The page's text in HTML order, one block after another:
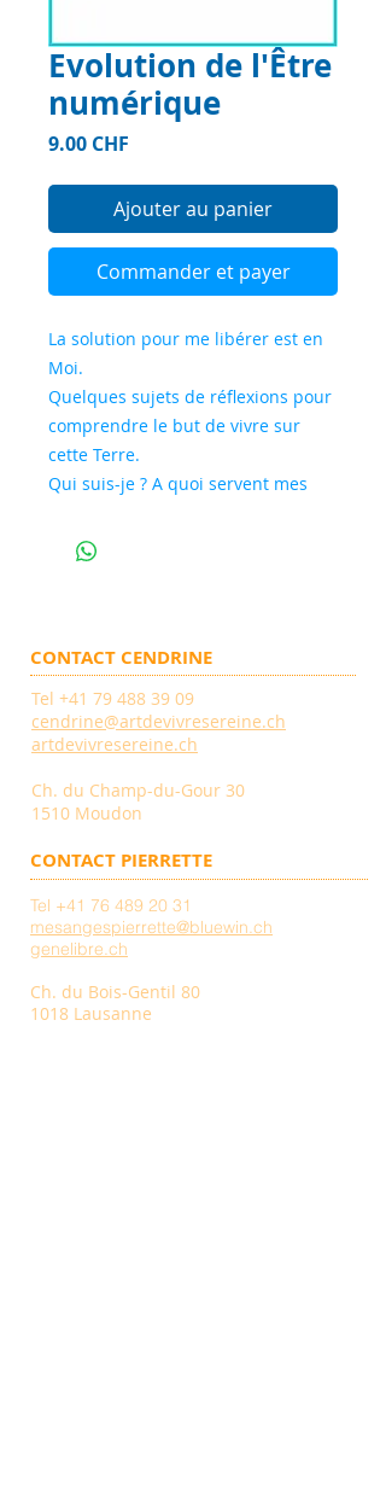
Evolution de l'Être
numérique
9.00 CHF
Ajouter au panier
Commander et payer
La solution pour me libérer est en
Moi.
Quelques sujets de réflexions pour
comprendre le but de vivre sur
cette Terre.
Qui suis-je ? A quoi servent mes
Qui est le plus important dans ma
CONTACT CENDRINE
Tel +41 79 488 39 09
cendrine@artdevivresereine.ch
artdevivresereine.ch
Ch. du Champ-du-Gour 30
1510 Moudon
Tel +41 76 489 20 31
mesangespierrette@bluewin.ch
genelibre.ch
Ch. du Bois-Gentil 80
1018 Lausanne
CONTACT PIERRETTE